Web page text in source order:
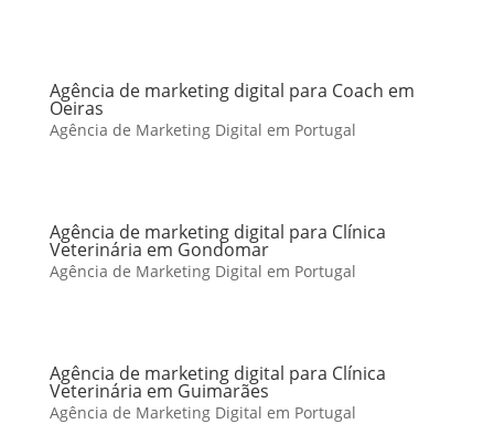
Agência de marketing digital para Coach em
Oeiras
Agência de Marketing Digital em Portugal
Agência de marketing digital para Clínica
Veterinária em Gondomar
Agência de Marketing Digital em Portugal
Agência de marketing digital para Clínica
Veterinária em Guimarães
Agência de Marketing Digital em Portugal